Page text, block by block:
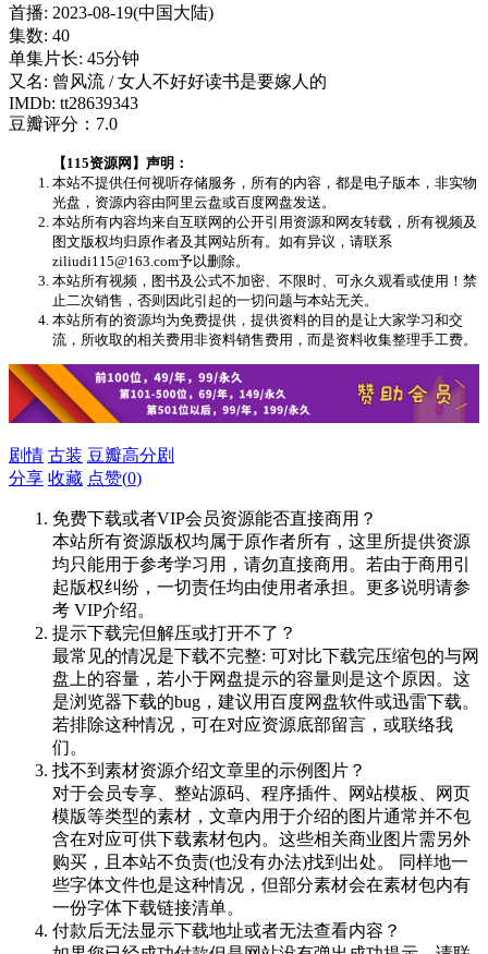
首播: 2023-08-19(中国大陆)
集数: 40
单集片长: 45分钟
又名: 曾风流 / 女人不好好读书是要嫁人的
IMDb: tt28639343
豆瓣评分：7.0
【115资源网】声明：
本站不提供任何视听存储服务，所有的内容，都是电子版本，非实物
光盘，资源内容由阿里云盘或百度网盘发送。
本站所有内容均来自互联网的公开引用资源和网友转载，所有视频及
图文版权均归原作者及其网站所有。如有异议，请联系
ziliudi115@163.com予以删除。
本站所有视频，图书及公式不加密、不限时、可永久观看或使用！禁
止二次销售，否则因此引起的一切问题与本站无关。
本站所有的资源均为免费提供，提供资料的目的是让大家学习和交
流，所收取的相关费用非资料销售费用，而是资料收集整理手工费。
剧情 古装 豆瓣高分剧
分享 收藏 点赞(0)
免费下载或者VIP会员资源能否直接商用？
本站所有资源版权均属于原作者所有，这里所提供资源
均只能用于参考学习用，请勿直接商用。若由于商用引
起版权纠纷，一切责任均由使用者承担。更多说明请参
考 VIP介绍。
提示下载完但解压或打开不了？
最常见的情况是下载不完整: 可对比下载完压缩包的与网
盘上的容量，若小于网盘提示的容量则是这个原因。这
是浏览器下载的bug，建议用百度网盘软件或迅雷下载。
若排除这种情况，可在对应资源底部留言，或联络我
们。
找不到素材资源介绍文章里的示例图片？
对于会员专享、整站源码、程序插件、网站模板、网页
模版等类型的素材，文章内用于介绍的图片通常并不包
含在对应可供下载素材包内。这些相关商业图片需另外
购买，且本站不负责(也没有办法)找到出处。 同样地一
些字体文件也是这种情况，但部分素材会在素材包内有
一份字体下载链接清单。
付款后无法显示下载地址或者无法查看内容？